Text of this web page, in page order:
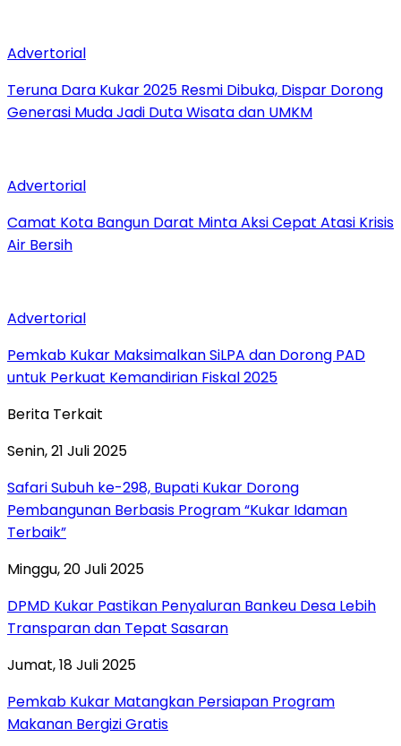
Advertorial
Teruna Dara Kukar 2025 Resmi Dibuka, Dispar Dorong
Generasi Muda Jadi Duta Wisata dan UMKM
Advertorial
Camat Kota Bangun Darat Minta Aksi Cepat Atasi Krisis
Air Bersih
Advertorial
Pemkab Kukar Maksimalkan SiLPA dan Dorong PAD
untuk Perkuat Kemandirian Fiskal 2025
Berita Terkait
Senin, 21 Juli 2025
Safari Subuh ke-298, Bupati Kukar Dorong
Pembangunan Berbasis Program “Kukar Idaman
Terbaik”
Minggu, 20 Juli 2025
DPMD Kukar Pastikan Penyaluran Bankeu Desa Lebih
Transparan dan Tepat Sasaran
Jumat, 18 Juli 2025
Pemkab Kukar Matangkan Persiapan Program
Makanan Bergizi Gratis